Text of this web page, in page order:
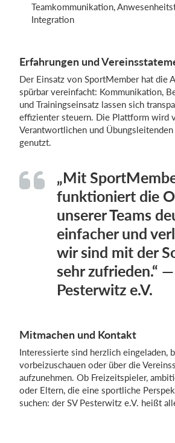
Teamkommunikation,
Integration
Erfahrungen und
Der Einsatz von SportMember hat die
spürbar vereinfacht: Kommunikation,
und Trainingseinsatz lassen sich
effizienter steuern. Die Plattform wird
Verantwortlichen und
genutzt.
„Mit
funktioniert die
unserer Teams
einfacher und
wir sind mit der
sehr zufrieden.“
Pesterwitz e.V.
Mitmachen und Kontakt
Interessierte sind herzlich eingeladen,
vorbeizuschauen oder über die
aufzunehmen. Ob Freizeitspieler,
oder Eltern, die eine sportliche
suchen: der SV Pesterwitz e.V. heißt